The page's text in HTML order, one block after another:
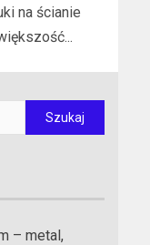
na ścianie
– metal,